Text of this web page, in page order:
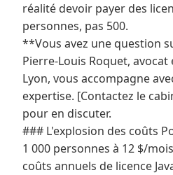
réalité devoir payer des
personnes, pas 500.
**Vous avez une question
Pierre-Louis Roquet,
Lyon, vous accompagne
expertise. [Contactez le
pour en discuter.
### L'explosion des coûts
1 000 personnes à 12 $/
coûts annuels de licence